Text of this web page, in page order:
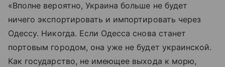
«Вполне вероятно, Украина больше не будет
ничего экспортировать и импортировать через
Одессу. Никогда. Если Одесса снова станет
портовым городом, она уже не будет украинской.
Как государство, не имеющее выхода к морю,